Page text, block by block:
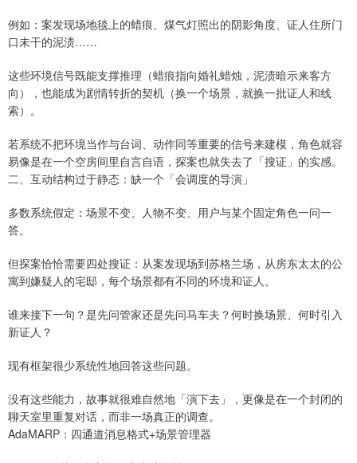
例如：案发现场地毯上的蜡痕、煤气灯照出的阴影角度、证人住所门
口未干的泥渍……
这些环境信号既能支撑推理（蜡痕指向婚礼蜡烛，泥渍暗示来客方
向），也能成为剧情转折的契机（换一个场景，就换一批证人和线
索）。
若系统不把环境当作与台词、动作同等重要的信号来建模，角色就容
易像是在一个空房间里自言自语，探案也就失去了「搜证」的实感。
二、互动结构过于静态：缺一个「会调度的导演」
多数系统假定：场景不变、人物不变、用户与某个固定角色一问一
答。
但探案恰恰需要四处搜证：从案发现场到苏格兰场，从房东太太的公
寓到嫌疑人的宅邸，每个场景都有不同的环境和证人。
谁来接下一句？是先问管家还是先问马车夫？何时换场景、何时引入
新证人？
现有框架很少系统性地回答这些问题。
没有这些能力，故事就很难自然地「演下去」，更像是在一个封闭的
聊天室里重复对话，而非一场真正的调查。
AdaMARP：四通道消息格式+场景管理器